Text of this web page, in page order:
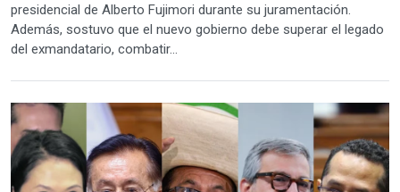
presidencial de Alberto Fujimori durante su juramentación.
Además, sostuvo que el nuevo gobierno debe superar el legado
del exmandatario, combatir...